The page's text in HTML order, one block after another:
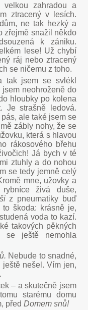
zahradou a
ztracený v lesích.
ne tak hezký a
zřejmě snažil někdo
k zániku.
lese! Už chybí
ráj nebo ztracený
se ničemu z toho.
tak jsem se svlékl
neohroženě do
hloubky po kolena
Je strašně ledová.
ale také jsem se
zábly nohy, že se
která s hlavou
rákosového břehu
Já bych v té
ztuhly a do nohou
se tedy jemně celý
mne, užovky a
živá duše,
z pneumatiky buď
škoda: krásně je,
voda to kazí.
takových pěkných
ještě nemohla
Nebude to snadné,
ještě nešel. Vím jen,
– a skutečně jsem
starému domu
před Domem snů!